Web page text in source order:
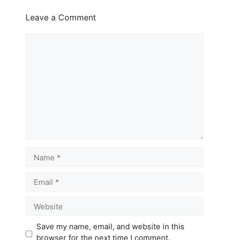
Leave a Comment
Name
Email
Website
Save my name, email, and website in this
browser for the next time I comment.